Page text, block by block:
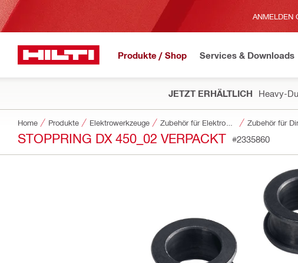
ANMELDEN
Produkte / Shop Services & Downloads
JETZT ERHÄLTLICH Heavy-
Home Produkte Elektrowerkzeuge Zubehör für
STOPPRING DX 450_02 VERPACKT #2335860